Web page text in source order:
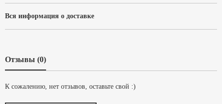
Вся информация о доставке
Отзывы (0)
К сожалению, нет отзывов, оставьте свой :)